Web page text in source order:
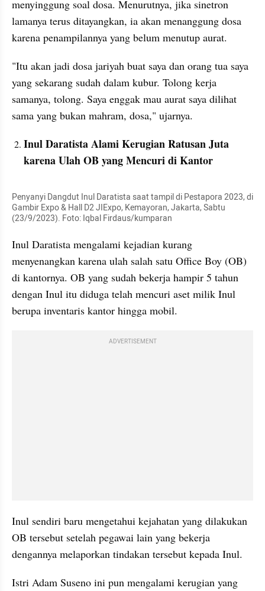
menyinggung soal dosa. Menurutnya, jika sinetron
lamanya terus ditayangkan, ia akan menanggung dosa
karena penampilannya yang belum menutup aurat.
"Itu akan jadi dosa jariyah buat saya dan orang tua saya
yang sekarang sudah dalam kubur. Tolong kerja
samanya, tolong. Saya enggak mau aurat saya dilihat
sama yang bukan mahram, dosa," ujarnya.
Inul Daratista Alami Kerugian Ratusan Juta
karena Ulah OB yang Mencuri di Kantor
Penyanyi Dangdut Inul Daratista saat tampil di Pestapora 2023, di
Gambir Expo & Hall D2 JIExpo, Kemayoran, Jakarta, Sabtu
(23/9/2023). Foto: Iqbal Firdaus/kumparan
Inul Daratista mengalami kejadian kurang
menyenangkan karena ulah salah satu Office Boy (OB)
di kantornya. OB yang sudah bekerja hampir 5 tahun
dengan Inul itu diduga telah mencuri aset milik Inul
berupa inventaris kantor hingga mobil.
ADVERTISEMENT
Inul sendiri baru mengetahui kejahatan yang dilakukan
OB tersebut setelah pegawai lain yang bekerja
dengannya melaporkan tindakan tersebut kepada Inul.
Istri Adam Suseno ini pun mengalami kerugian yang